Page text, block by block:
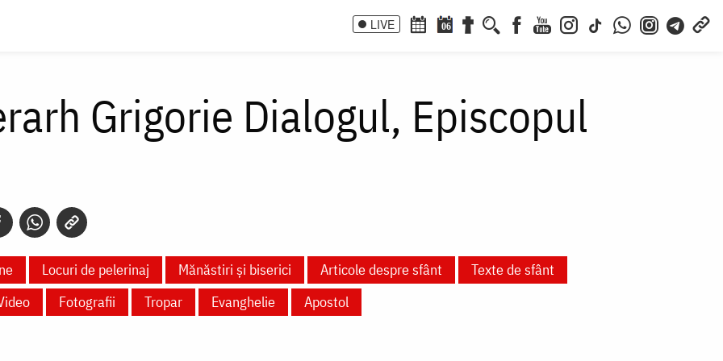
LIVE 06
Grigorie Dialogul, Episcopul
Locuri de pelerinaj Mănăstiri și biserici Articole despre sfânt
Texte de sfânt
Fotografii Tropar Evanghelie Apostol